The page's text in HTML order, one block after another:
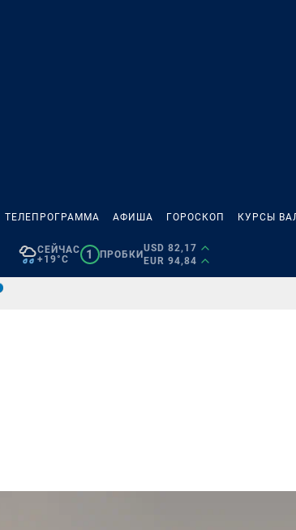
ТЕЛЕПРОГРАММА АФИША ГОРОСКОП КУРСЫ
СЕЙЧАС
+19°C
1 ПРОБКИ
USD 82,17
EUR 94,84